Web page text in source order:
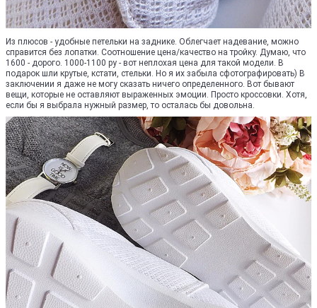
Из плюсов - удобные петельки на заднике. Облегчает надевание, можно
справится без лопатки. Соотношение цена/качество на тройку. Думаю, что
1600 - дорого. 1000-1100 ру - вот неплохая цена для такой модели. В
подарок шли крутые, кстати, стельки. Но я их забыла сфотографировать) В
заключении я даже не могу сказать ничего определенного. Вот бывают
вещи, которые не оставляют выраженных эмоции. Просто кроссовки. Хотя,
если бы я выбрала нужный размер, то осталась бы довольна.